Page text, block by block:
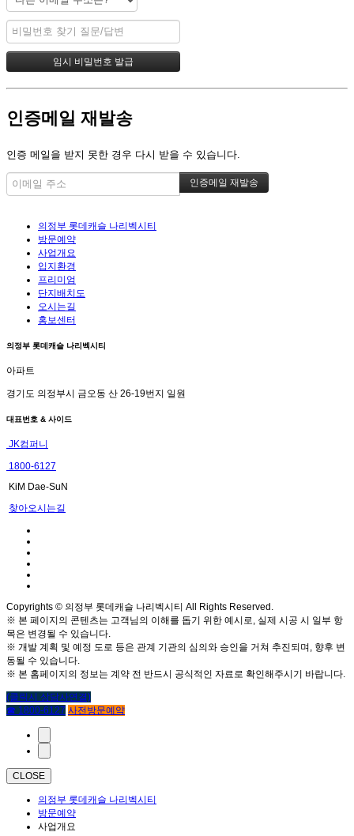
인증메일 재발송
인증 메일을 받지 못한 경우 다시 받을 수 있습니다.
의정부 롯데캐슬 나리벡시티
방문예약
사업개요
입지환경
프리미엄
단지배치도
오시는길
홍보센터
의정부 롯데캐슬 나리벡시티
아파트
경기도 의정부시 금오동 산 26-19번지 일원
대표번호 & 사이드
JK컴퍼니
1800-6127
KiM Dae-SuN
찾아오시는길
Copyrights © 의정부 롯데캐슬 나리벡시티 All Rights Reserved.
※ 본 페이지의 콘텐츠는 고객님의 이해를 돕기 위한 예시로, 실제 시공 시 일부 항
목은 변경될 수 있습니다.
※ 개발 계획 및 예정 도로 등은 관계 기관의 심의와 승인을 거쳐 추진되며, 향후 변
동될 수 있습니다.
※ 본 홈페이지의 정보는 계약 전 반드시 공식적인 자료로 확인해주시기 바랍니다.
(클릭시 상담사연결)
☎ 1800-6127 사전방문예약
CLOSE
의정부 롯데캐슬 나리벡시티
방문예약
사업개요